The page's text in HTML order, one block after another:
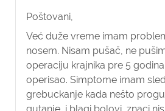
Poštovani,
Već duže vreme imam
nosem. Nisam pušač, ne
operaciju krajnika pre 5
operisao. Simptome imam
grebuckanje kada nešto